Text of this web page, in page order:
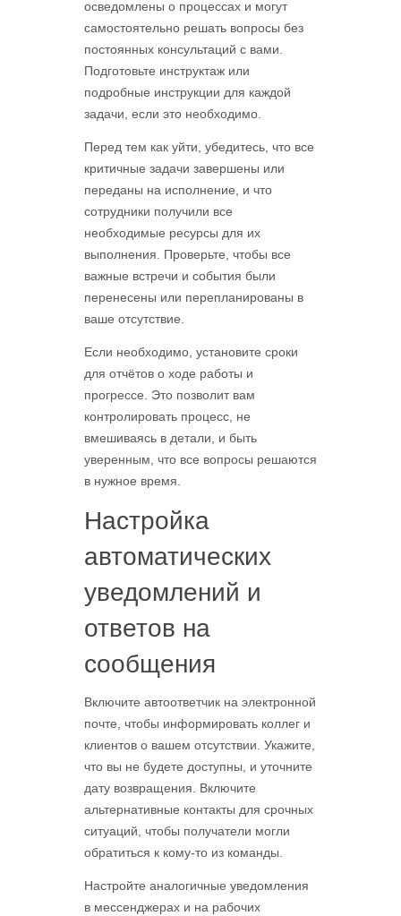
осведомлены о процессах и могут
самостоятельно решать вопросы без
постоянных консультаций с вами.
Подготовьте инструктаж или
подробные инструкции для каждой
задачи, если это необходимо.
Перед тем как уйти, убедитесь, что все
критичные задачи завершены или
переданы на исполнение, и что
сотрудники получили все
необходимые ресурсы для их
выполнения. Проверьте, чтобы все
важные встречи и события были
перенесены или перепланированы в
ваше отсутствие.
Если необходимо, установите сроки
для отчётов о ходе работы и
прогрессе. Это позволит вам
контролировать процесс, не
вмешиваясь в детали, и быть
уверенным, что все вопросы решаются
в нужное время.
Настройка
автоматических
уведомлений и
ответов на
сообщения
Включите автоответчик на электронной
почте, чтобы информировать коллег и
клиентов о вашем отсутствии. Укажите,
что вы не будете доступны, и уточните
дату возвращения. Включите
альтернативные контакты для срочных
ситуаций, чтобы получатели могли
обратиться к кому-то из команды.
Настройте аналогичные уведомления
в мессенджерах и на рабочих